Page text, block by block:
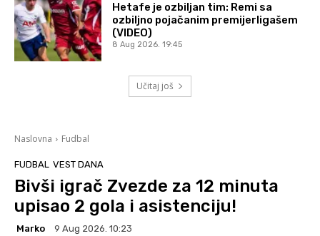
Hetafe je ozbiljan tim: Remi sa
ozbiljno pojačanim premijerligašem
(VIDEO)
8 Aug 2026. 19:45
Učitaj još